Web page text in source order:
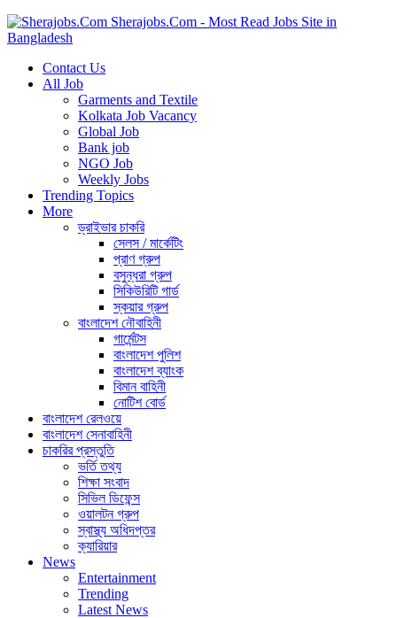
Sherajobs.Com - Most Read Jobs Site in
Bangladesh
Contact Us
All Job
Garments and Textile
Kolkata Job Vacancy
Global Job
Bank job
NGO Job
Weekly Jobs
Trending Topics
More
ড্রাইভার চাকরি
সেলস / মার্কেটিং
প্রাণ গ্রুপ
বসুন্ধরা গ্রুপ
সিকিউরিটি গার্ড
স্কয়ার গ্রুপ
বাংলাদেশ নৌবাহিনী
গার্মেন্টস
বাংলাদেশ পুলিশ
বাংলাদেশ ব্যাংক
বিমান বাহিনী
নোটিশ বোর্ড
বাংলাদেশ রেলওয়ে
বাংলাদেশ সেনাবাহিনী
চাকরির প্রস্তুতি
ভর্তি তথ্য
শিক্ষা সংবাদ
সিভিল ডিফেন্স
ওয়ালটন গ্রুপ
স্বাস্থ্য অধিদপ্তর
ক্যারিয়ার
News
Entertainment
Trending
Latest News